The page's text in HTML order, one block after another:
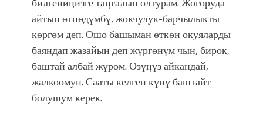
айтып өтпөдүмбү, жокчулук-барчылыкты
көргөм деп. Ошо башыман өткөн окуяларды
баяндап жазайын деп жүргөнүм чын, бирок,
баштай албай жүрөм. Өзүӊүз айкандай,
жалкоомун. Сааты келген күнү баштайт
болушум керек.